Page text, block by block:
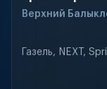
Верхний
Газель, NEXT,